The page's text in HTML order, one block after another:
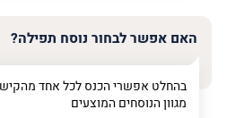
האם אפשר לבחור נוסח תפילה?
בהחלט אפשרי הכנס לכל אחד
מגוון הנוסחים המוצעים